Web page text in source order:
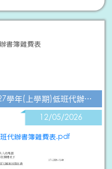
書簿雜費表
2026-2027學年(上學期)低班代辦書簿雜費表
12/05/2026
代辦書簿雜費表.pdf